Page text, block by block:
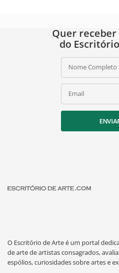
Quer
do
Nome Completo
Email
O Escritório de Arte é um portal
de arte de artistas consagrados,
espólios, curiosidades sobre artes e